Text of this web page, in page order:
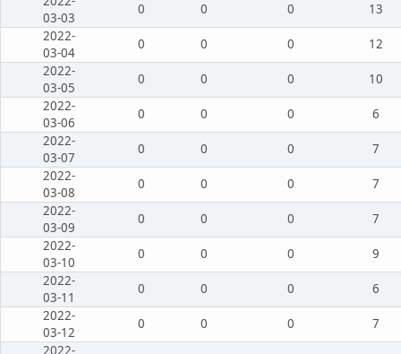
03-03
0 0 0
13
2022-
03-04
0 0 0
12
2022-
03-05
0 0 0
10
2022-
03-06
0 0 0
6
2022-
03-07
0 0 0
7
2022-
03-08
0 0 0
7
2022-
03-09
0 0 0
7
2022-
03-10
0 0 0
9
2022-
03-11
0 0 0
6
2022-
03-12
0 0 0
7
2022-